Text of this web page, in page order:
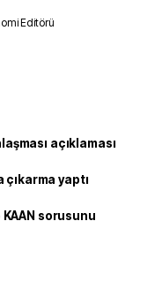
Editörü
açıklaması
yaptı
sorusunu